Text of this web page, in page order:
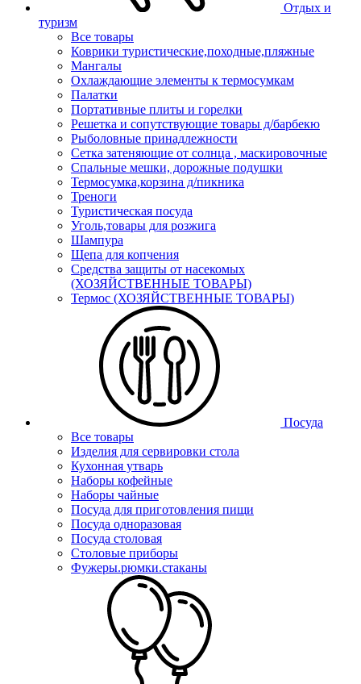
Отдых и
туризм
Все товары
Коврики туристические,походные,пляжные
Мангалы
Охлаждающие элементы к термосумкам
Палатки
Портативные плиты и горелки
Решетка и сопутствующие товары д/барбекю
Рыболовные принадлежности
Сетка затеняющие от солнца , маскировочные
Спальные мешки, дорожные подушки
Термосумка,корзина д/пикника
Треноги
Туристическая посуда
Уголь,товары для розжига
Шампура
Щепа для копчения
Средства защиты от насекомых
(ХОЗЯЙСТВЕННЫЕ ТОВАРЫ)
Термос (ХОЗЯЙСТВЕННЫЕ ТОВАРЫ)
Посуда
Все товары
Изделия для сервировки стола
Кухонная утварь
Наборы кофейные
Наборы чайные
Посуда для приготовления пищи
Посуда одноразовая
Посуда столовая
Столовые приборы
Фужеры.рюмки.стаканы